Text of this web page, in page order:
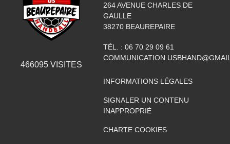
466095 VISITES
264 AVENUE CHARLES DE
GAULLE
38270 BEAUREPAIRE
TÉL. : 06 70 29 09 61
INFORMATIONS LÉGALES
SIGNALER UN CONTENU
INAPPROPRIÉ
CHARTE COOKIES